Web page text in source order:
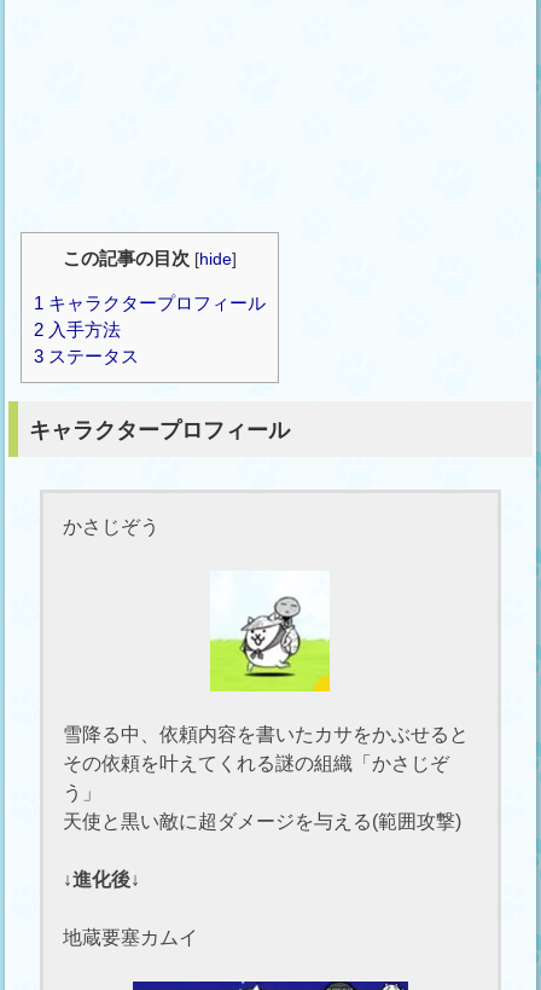
この記事の目次 [hide]
1 キャラクタープロフィール
2 入手方法
3 ステータス
キャラクタープロフィール
かさじぞう
雪降る中、依頼内容を書いたカサをかぶせると
その依頼を叶えてくれる謎の組織「かさじぞ
う」
天使と黒い敵に超ダメージを与える(範囲攻撃)
↓進化後↓
地蔵要塞カムイ